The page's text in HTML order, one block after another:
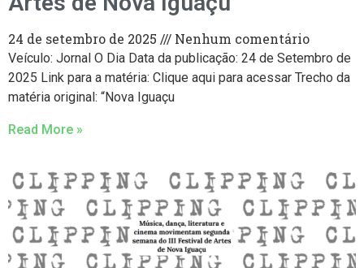
24 de setembro de 2025 Nenhum comentário
Veículo: Jornal O Dia Data da publicação: 24 de Setembro de
2025 Link para a matéria: Clique aqui para acessar Trecho da
matéria original: “Nova Iguaçu
Read More »